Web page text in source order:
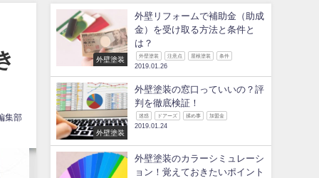
集部
外壁塗装
外壁リフォームで補助金（助成
金）を受け取る方法と条件と
は？
外壁塗装 注意点 屋根塗装 条件
2019.01.26
外壁塗装
外壁塗装の窓口っていいの？評
判を徹底検証！
迷惑 ドアーズ 揉め事 加盟金
2019.01.24
外壁塗装のカラーシミュレーシ
ョン！覚えておきたいポイント